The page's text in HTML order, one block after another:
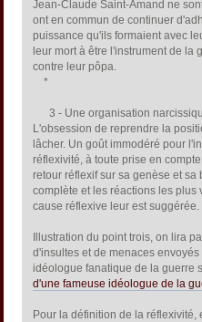
Jean-Claude Saint-Amand ne
ont en commun de continuer
puissance qu'ils formaient avec
leur mort à être l'instrument de la
contre leur pôpa.
*
3 - Une organisation
L'obsession de reprendre la
lâcher. Un goût immodéré pour
réflexivité, à toute prise en
retour réflexif sur sa genèse et
complète et les réactions les
cause réflexive leur est suggérée.
Illustration du point trois, on lira
d'insultes et de menaces
idéologue fanatique de la guerre
d'une fameuse idéologue de la
Pour la définition de la